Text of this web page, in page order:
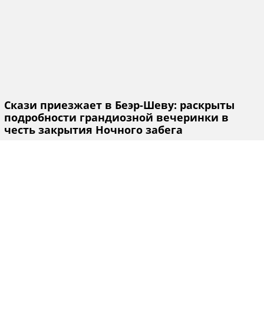
Скази приезжает в Беэр-Шеву: раскрыты
подробности грандиозной вечеринки в
честь закрытия Ночного забега